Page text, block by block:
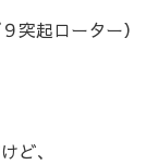
突起ローター）
ど、